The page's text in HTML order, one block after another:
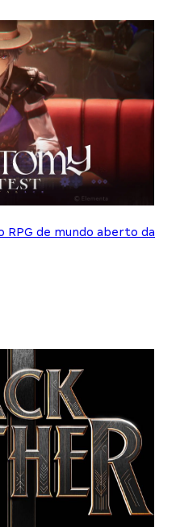
RPG de mundo aberto da